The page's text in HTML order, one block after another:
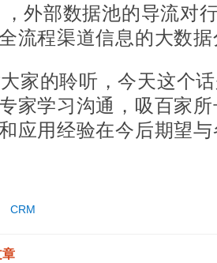
外部数据池的导流对
流程渠道信息的大数
家的聆听，今天这个
家学习沟通，吸百家
应用经验在今后期望
CRM
章